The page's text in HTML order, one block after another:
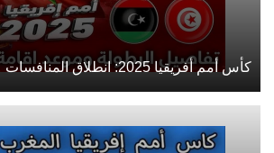
كأس أمم أفريقيا 2025: انطلاق المنافسات